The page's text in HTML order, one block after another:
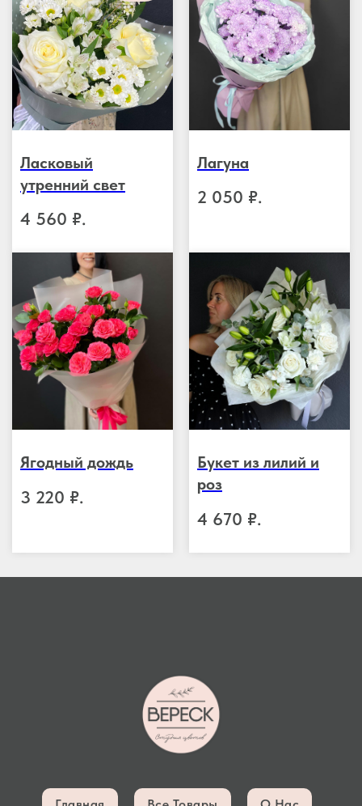
Ласковый
утренний свет
4 560 ₽.
Лагуна
2 050 ₽.
Ягодный дождь
3 220 ₽.
Букет из лилий и
роз
4 670 ₽.